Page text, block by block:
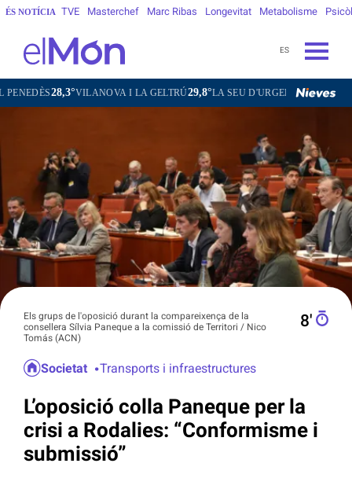
ÉS NOTÍCIA TVE Masterchef Marc Ribas Longevitat Metabolisme
ES
VILANOVA I LA GELTRÚ29,8°LA SEU D'URGELL32,5°PUIGCERDÀ28,9°
Els grups de l'oposició durant la compareixença de la
consellera Sílvia Paneque a la comissió de Territori / Nico
Tomás (ACN)
8′
Societat Transports i infraestructures
L’oposició colla Paneque per la
crisi a Rodalies: “Conformisme i
submissió”